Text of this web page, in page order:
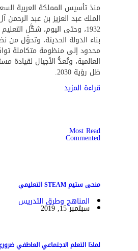
منذ تأسيس المملكة العربية
الملك عبد العزيز بن عبد
1932، وحتى اليوم، شكَّل
بناء الدولة الحديثة، وتحوَّل من
محدود إلى منظومة متكاملة
العالمية، وتُعدُّ الأجيال لقيادة
ظل رؤية 2030.
قراءة المزيد
Most Read
Commented
منحى ستيم STEAM التعليمي
المناهج وطرق التدريس
سبتمبر 15, 2019
لماذا التعلم الاجتماعي العاطفي